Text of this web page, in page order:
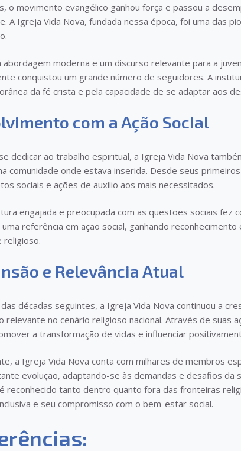
o movimento evangélico ganhou força e passou a
A Igreja Vida Nova, fundada nessa época, foi uma das
abordagem moderna e um discurso relevante para a
conquistou um grande número de seguidores. A
da fé cristã e pela capacidade de se adaptar aos
com a Ação Social
dedicar ao trabalho espiritual, a Igreja Vida Nova
comunidade onde estava inserida. Desde seus
sociais e ações de auxílio aos mais necessitados.
engajada e preocupada com as questões sociais fez
referência em ação social, ganhando
religioso.
e Relevância Atual
décadas seguintes, a Igreja Vida Nova continuou a
relevante no cenário religioso nacional. Através de suas
a transformação de vidas e influenciar
a Igreja Vida Nova conta com milhares de membros
evolução, adaptando-se às demandas e desafios da
reconhecido tanto dentro quanto fora das fronteiras
e seu compromisso com o bem-estar social.